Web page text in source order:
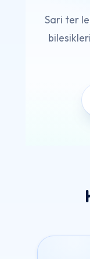
Sari ter